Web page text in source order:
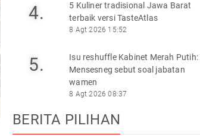
4.
5 Kuliner tradisional Jawa Barat
terbaik versi TasteAtlas
8 Agt 2026 15:52
5.
Isu reshuffle Kabinet Merah Putih:
Mensesneg sebut soal jabatan
wamen
8 Agt 2026 08:37
BERITA PILIHAN